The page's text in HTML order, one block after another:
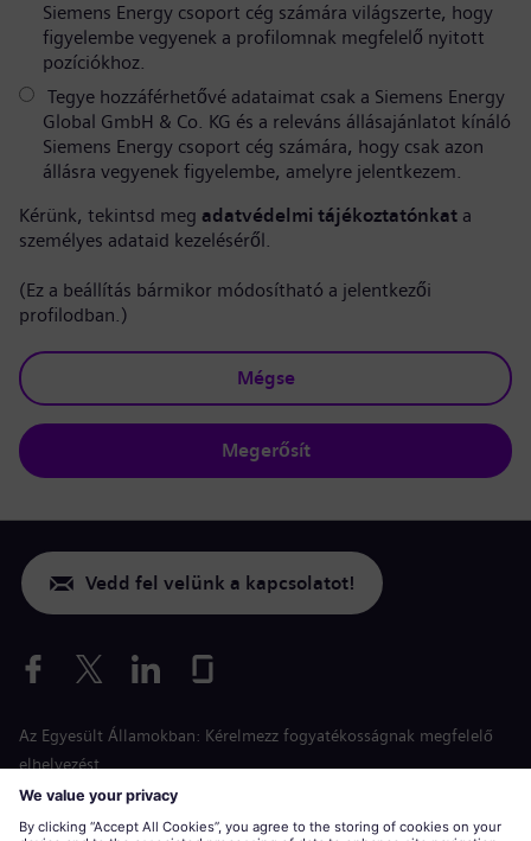
Siemens Energy csoport cég számára világszerte, hogy
figyelembe vegyenek a profilomnak megfelelő nyitott
pozíciókhoz.
Tegye hozzáférhetővé adataimat csak a Siemens Energy
Global GmbH & Co. KG és a releváns állásajánlatot kínáló
Siemens Energy csoport cég számára, hogy csak azon
állásra vegyenek figyelembe, amelyre jelentkezem.
Kérünk, tekintsd meg adatvédelmi tájékoztatónkat a
személyes adataid kezeléséről.
(Ez a beállítás bármikor módosítható a jelentkezői
profilodban.)
Mégse
Megerősít
Vedd fel velünk a kapcsolatot!
Az Egyesült Államokban: Kérelmezz fogyatékosságnak megfelelő
elhelyezést
Esélyegyenlőség a jelentkezés során
siemens-energy.comGlobális weboldal